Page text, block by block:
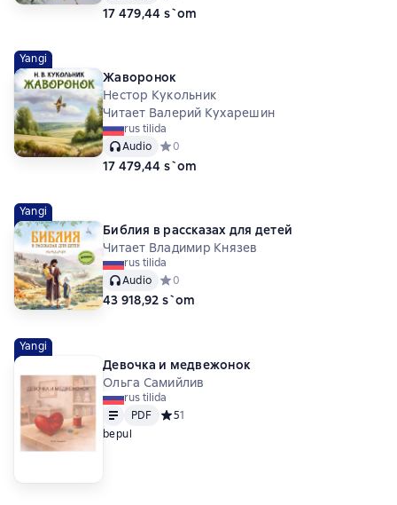
17 479,44 s`om
Yangi
Жаворонок
Нестор Кукольник
Читает Валерий Кухарешин
rus tilida
Audio
Средний рейтинг 0 на основе 0 оценок
0
17 479,44 s`om
Yangi
Библия в рассказах для детей
Читает Владимир Князев
rus tilida
Audio
Средний рейтинг 0 на основе 0 оценок
0
43 918,92 s`om
Yangi
Девочка и медвежонок
Ольга Самийлив
rus tilida
Matn
PDF
PDF Средний рейтинг 5 на основе 1 оценок
51
bepul